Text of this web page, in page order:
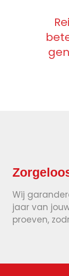
Wij
jaar van
proeven,